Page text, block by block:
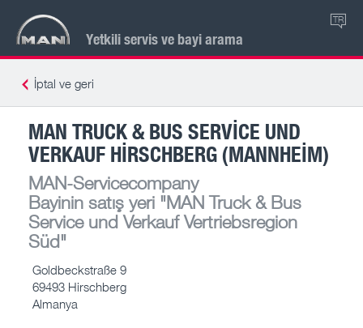
Yetkili servis ve bayi arama
TR
İptal ve geri
MAN TRUCK & BUS SERVICE UND
VERKAUF HIRSCHBERG (MANNHEIM)
MAN-Servicecompany
Bayinin satış yeri "MAN Truck & Bus
Service und Verkauf Vertriebsregion
Süd"
Goldbeckstraße 9
69493 Hirschberg
Almanya